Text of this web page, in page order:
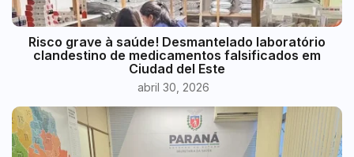
Risco grave à saúde! Desmantelado laboratório
clandestino de medicamentos falsificados em
Ciudad del Este
abril 30, 2026